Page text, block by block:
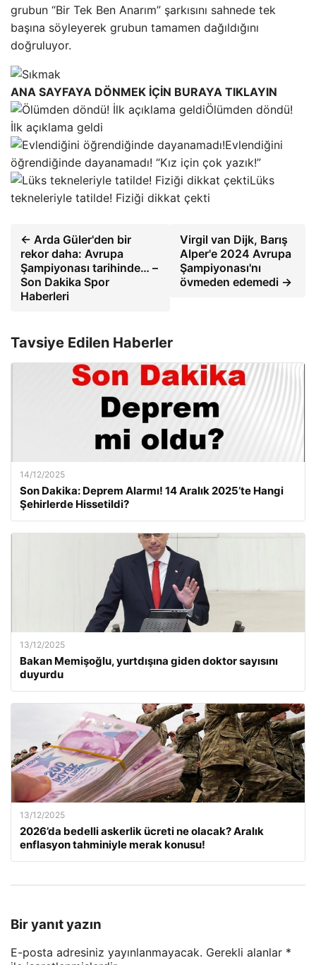
grubun “Bir Tek Ben Anarım” şarkısını sahnede tek
başına söyleyerek grubun tamamen dağıldığını
doğruluyor.
ANA SAYFAYA DÖNMEK İÇİN BURAYA TIKLAYIN
Ölümden döndü!
İlk açıklama geldi
Evlendiğini
öğrendiğinde dayanamadı! “Kız için çok yazık!”
Lüks
tekneleriyle tatilde! Fiziği dikkat çekti
← Arda Güler'den bir
rekor daha: Avrupa
Şampiyonası tarihinde… –
Son Dakika Spor
Haberleri
Virgil van Dijk, Barış
Alper'e 2024 Avrupa
Şampiyonası'nı
övmeden edemedi →
Tavsiye Edilen Haberler
14/12/2025
Son Dakika: Deprem Alarmı! 14 Aralık 2025’te Hangi
Şehirlerde Hissetildi?
13/12/2025
Bakan Memişoğlu, yurtdışına giden doktor sayısını
duyurdu
13/12/2025
2026’da bedelli askerlik ücreti ne olacak? Aralık
enflasyon tahminiyle merak konusu!
Bir yanıt yazın
E-posta adresiniz yayınlanmayacak. Gerekli alanlar *